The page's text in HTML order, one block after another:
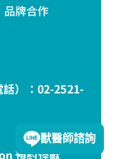
品牌合作
）： 02-2521-
預約怪獸
獸醫師諮詢